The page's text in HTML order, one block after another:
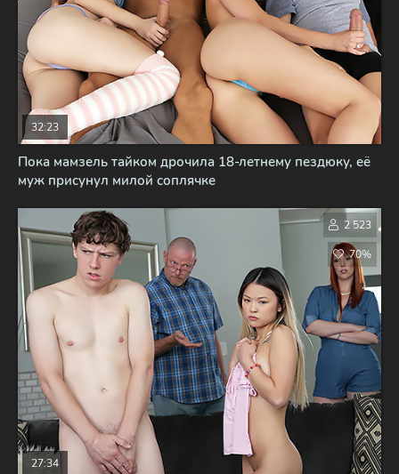
Пока мамзель тайком дрочила 18-летнему пездюку, её
муж присунул милой соплячке
32:23
27:34
2 523
70%